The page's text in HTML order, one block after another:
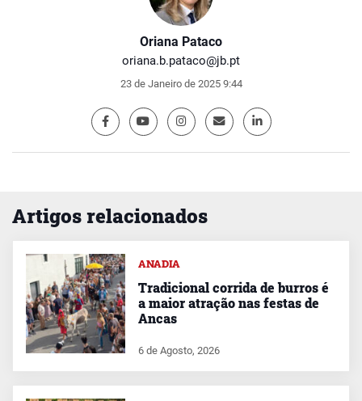
Oriana Pataco
oriana.b.pataco@jb.pt
23 de Janeiro de 2025 9:44
Artigos relacionados
ANADIA
Tradicional corrida de burros é
a maior atração nas festas de
Ancas
6 de Agosto, 2026